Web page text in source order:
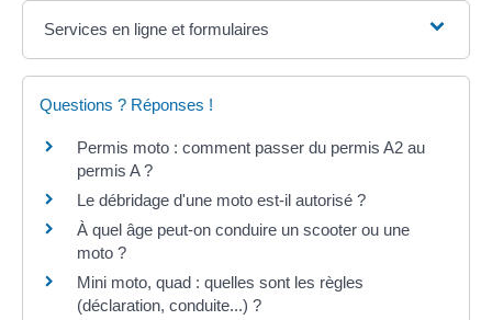
Services en ligne et formulaires
Questions ? Réponses !
Permis moto : comment passer du permis A2 au
permis A ?
Le débridage d'une moto est-il autorisé ?
À quel âge peut-on conduire un scooter ou une
moto ?
Mini moto, quad : quelles sont les règles
(déclaration, conduite...) ?